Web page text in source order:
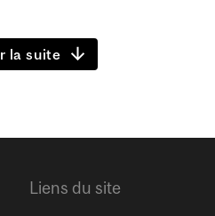
la suite
Liens du site